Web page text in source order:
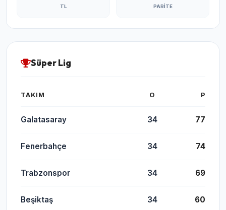
TL PARITE
Süper Lig
TAKIM O P
Galatasaray 34 77
Fenerbahçe 34 74
Trabzonspor 34 69
Beşiktaş 34 60